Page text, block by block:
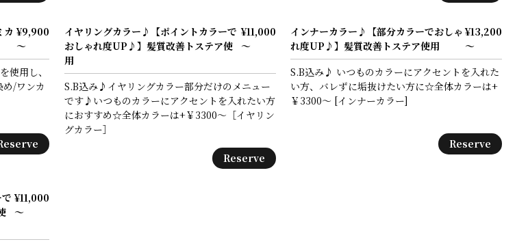
カ ¥9,900
～
使用し、
/ワンカ
イヤリングカラー♪【ポイントカラーで
おしゃれ度UP♪】髪質改善トステア使
用
¥11,000
～
S.B込み♪イヤリングカラー部分だけのメニュー
です♪いつものカラーにアクセントを入れたい方
におすすめ☆全体カラーは+￥3300～［イヤリン
グカラー］
Reserve
インナーカラー♪【部分カラーでおしゃ
れ度UP♪】髪質改善トステア使用
¥13,200
～
S.B込み♪ いつものカラーにアクセントを入れた
い方、バレずに垢抜けたい方に☆全体カラーは+
￥3300～ [インナーカラー]
Reserve
¥11,000
～